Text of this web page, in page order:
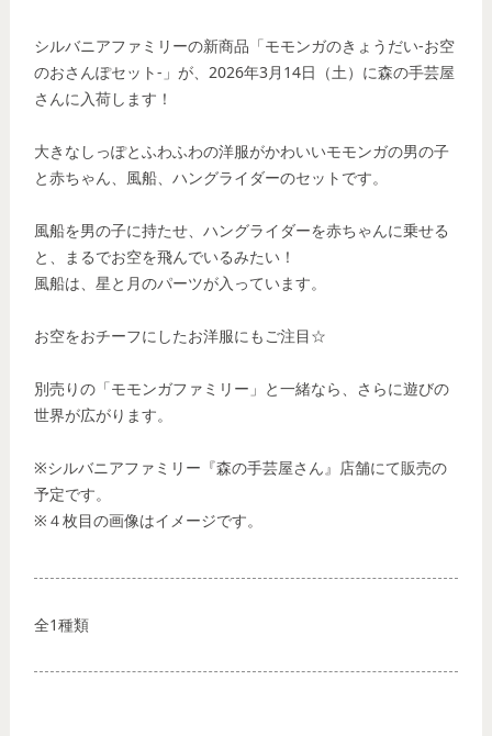
シルバニアファミリーの新商品「モモンガのきょうだい‐お空
のおさんぽセット‐」が、2026年3月14日（土）に森の手芸屋
さんに入荷します！
大きなしっぽとふわふわの洋服がかわいいモモンガの男の子
と赤ちゃん、風船、ハングライダーのセットです。
風船を男の子に持たせ、ハングライダーを赤ちゃんに乗せる
と、まるでお空を飛んでいるみたい！
風船は、星と月のパーツが入っています。
お空をおチーフにしたお洋服にもご注目☆
別売りの「モモンガファミリー」と一緒なら、さらに遊びの
世界が広がります。
※シルバニアファミリー『森の手芸屋さん』店舗にて販売の
予定です。
※４枚目の画像はイメージです。
全1種類